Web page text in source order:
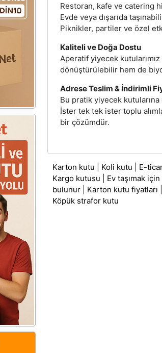
Restoran, kafe ve catering
Evde veya dışarıda
Piknikler, partiler ve özel
Kaliteli ve Doğa Dostu
Aperatif yiyecek
dönüştürülebilir hem de
Adrese Teslim & İndirimli
Bu pratik yiyecek kutularına
İster tek tek ister toplu
bir çözümdür.
Karton kutu Koli kutu E-
Kargo kutusu
Ev taşımak
bulunur| Karton kutu fiyatları
Köpük strafor kutu